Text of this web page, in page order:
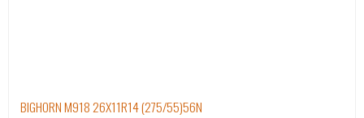
BIGHORN M918 26X11R14 (275/55)56N